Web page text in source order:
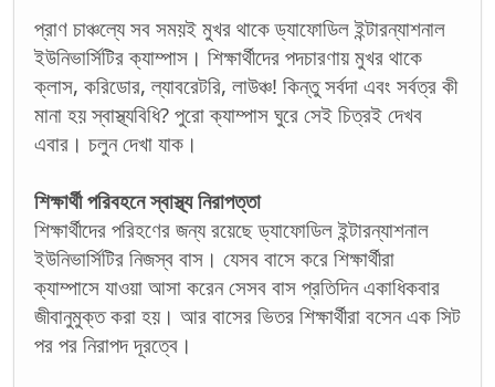
প্রাণ চাঞ্চল্যে সব সময়ই মুখর থাকে ড্যাফোডিল ইন্টারন্যাশনাল
ইউনিভার্সিটির ক্যাম্পাস। শিক্ষার্থীদের পদচারণায় মুখর থাকে
ক্লাস, করিডোর, ল্যাবরেটরি, লাউঞ্চ! কিন্তু সর্বদা এবং সর্বত্র কী
মানা হয় স্বাস্থ্যবিধি? পুরো ক্যাম্পাস ঘুরে সেই চিত্রই দেখব
এবার। চলুন দেখা যাক।
শিক্ষার্থী পরিবহনে স্বাস্থ্য নিরাপত্তা
শিক্ষার্থীদের পরিহণের জন্য রয়েছে ড্যাফোডিল ইন্টারন্যাশনাল
ইউনিভার্সিটির নিজস্ব বাস। যেসব বাসে করে শিক্ষার্থীরা
ক্যাম্পাসে যাওয়া আসা করেন সেসব বাস প্রতিদিন একাধিকবার
জীবানুমুক্ত করা হয়। আর বাসের ভিতর শিক্ষার্থীরা বসেন এক সিট
পর পর নিরাপদ দূরত্বে।